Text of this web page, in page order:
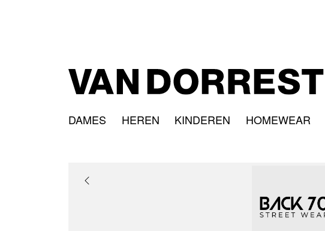
DAMES HEREN KINDEREN HOMEWEAR